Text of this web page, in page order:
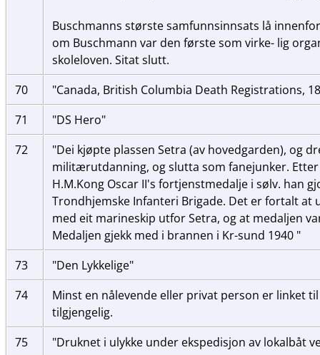
Buschmanns største samfunnsinnsats lå
om Buschmann var den første som virke- lig
skoleloven. Sitat slutt.
70
"Canada, British Columbia Death Registrations,
71
"DS Hero"
72
"Dei kjøpte plassen Setra (av hovedgarden), og
militærutdanning, og slutta som fanejunker.
H.M.Kong Oscar II's fortjenstmedalje i sølv. han
Trondhjemske Infanteri Brigade. Det er fortalt at
med eit marineskip utfor Setra, og at medaljen
Medaljen gjekk med i brannen i Kr-sund 1940 "
73
"Den Lykkelige"
74
Minst en nålevende eller privat person er linket
tilgjengelig.
75
"Druknet i ulykke under ekspedisjon av lokalbåt